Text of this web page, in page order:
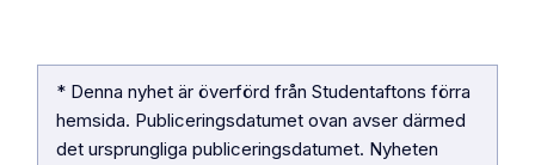
* Denna nyhet är överförd från Studentaftons förra
hemsida. Publiceringsdatumet ovan avser därmed
det ursprungliga publiceringsdatumet. Nyheten